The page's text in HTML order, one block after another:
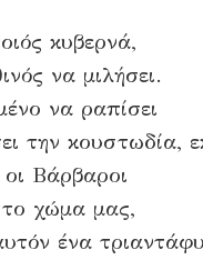
κυβερνά,
να μιλήσει.
να ραπίσει
την κουστωδία,
Βάρβαροι
χώμα μας,
ένα